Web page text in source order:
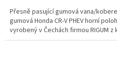
Přesně pasující gumová vana/
gumová Honda CR-V PHEV horní
vyrobený v Čechách firmou RIGUM z